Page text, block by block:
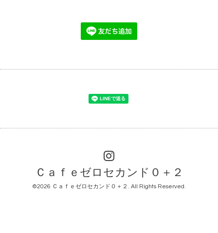
Ｃａｆｅゼロセカンド０＋２
©2026 Ｃａｆｅゼロセカンド０＋２ . All Rights Reserved.